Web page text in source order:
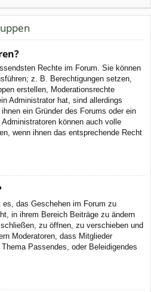
Rechte im Forum. Sie können
z. B. Berechtigungen setzen,
erstellen, Moderationsrechte
Administrator hat, sind allerdings
ein Gründer des Forums oder ein
können auch volle
wenn ihnen das entsprechende Recht
es, das Geschehen im Forum zu
in ihrem Bereich Beiträge zu ändern
zu öffnen, zu verschieben und
Moderatoren, dass Mitglieder
Passendes, oder Beleidigendes